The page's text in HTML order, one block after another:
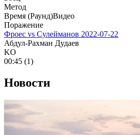
Метод
Время (Раунд)Видео
Поражение
Фроес vs Сулейманов 2022-07-22
Абдул-Рахман Дудаев
KO
00:45 (1)
Новости